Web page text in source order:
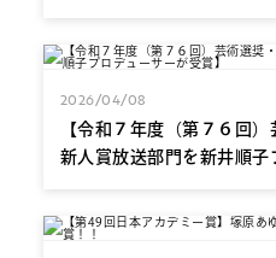
2026/04/08
【令和７年度（第７６回
新人賞放送部門を新井順子